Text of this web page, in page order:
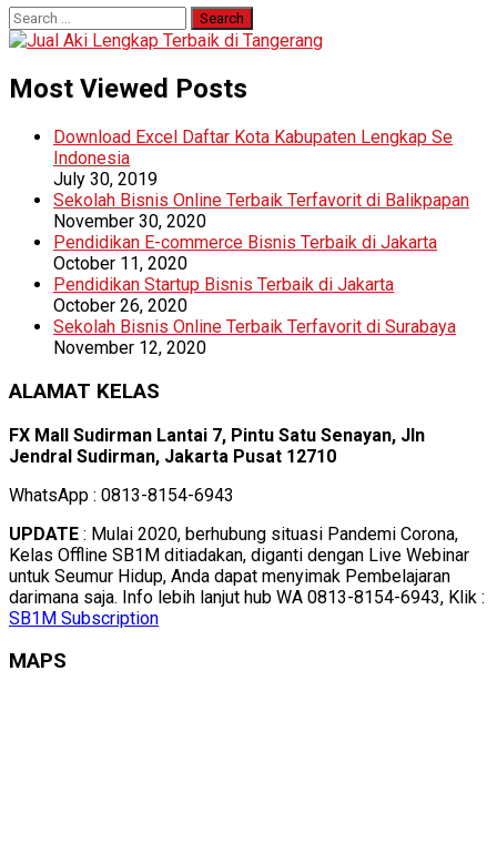
Search
for:
Most Viewed Posts
Download Excel Daftar Kota Kabupaten Lengkap Se
Indonesia
July 30, 2019
Sekolah Bisnis Online Terbaik Terfavorit di Balikpapan
November 30, 2020
Pendidikan E-commerce Bisnis Terbaik di Jakarta
October 11, 2020
Pendidikan Startup Bisnis Terbaik di Jakarta
October 26, 2020
Sekolah Bisnis Online Terbaik Terfavorit di Surabaya
November 12, 2020
ALAMAT KELAS
FX Mall Sudirman Lantai 7, Pintu Satu Senayan, Jln
Jendral Sudirman, Jakarta Pusat 12710
WhatsApp : 0813-8154-6943
UPDATE : Mulai 2020, berhubung situasi Pandemi Corona,
Kelas Offline SB1M ditiadakan, diganti dengan Live Webinar
untuk Seumur Hidup, Anda dapat menyimak Pembelajaran
darimana saja. Info lebih lanjut hub WA 0813-8154-6943, Klik :
SB1M Subscription
MAPS